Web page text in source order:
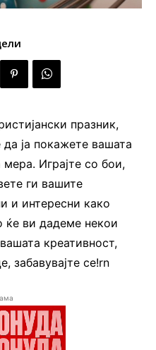
празник,
ја покажете вашата
мера. Играјте со бои,
ги вашите
и интересни како
ќе ви дадеме некои
креативност,
забавувајте се!rn